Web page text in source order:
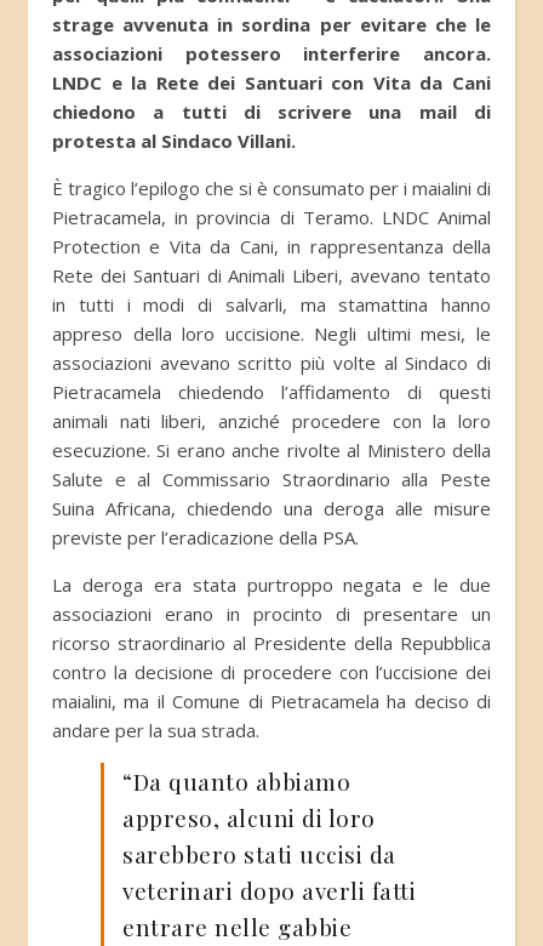
strage avvenuta in sordina per evitare che le
associazioni potessero interferire ancora.
LNDC e la Rete dei Santuari con Vita da Cani
chiedono a tutti di scrivere una mail di
protesta al Sindaco Villani.
È tragico l’epilogo che si è consumato per i maialini di
Pietracamela, in provincia di Teramo. LNDC Animal
Protection e Vita da Cani, in rappresentanza della
Rete dei Santuari di Animali Liberi, avevano tentato
in tutti i modi di salvarli, ma stamattina hanno
appreso della loro uccisione. Negli ultimi mesi, le
associazioni avevano scritto più volte al Sindaco di
Pietracamela chiedendo l’affidamento di questi
animali nati liberi, anziché procedere con la loro
esecuzione. Si erano anche rivolte al Ministero della
Salute e al Commissario Straordinario alla Peste
Suina Africana, chiedendo una deroga alle misure
previste per l’eradicazione della PSA.
La deroga era stata purtroppo negata e le due
associazioni erano in procinto di presentare un
ricorso straordinario al Presidente della Repubblica
contro la decisione di procedere con l’uccisione dei
maialini, ma il Comune di Pietracamela ha deciso di
andare per la sua strada.
“Da quanto abbiamo
appreso, alcuni di loro
sarebbero stati uccisi da
veterinari dopo averli fatti
entrare nelle gabbie